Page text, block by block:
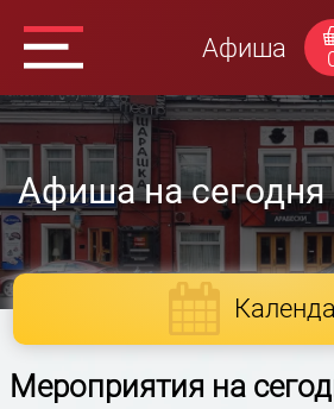
Афиша
Афиша на сегодня
Мероприятия на